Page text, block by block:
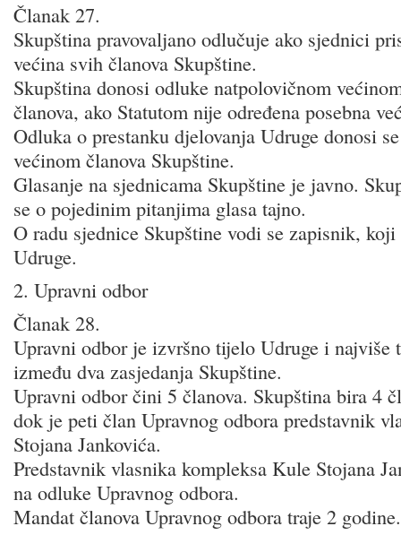
Članak 27.
Skupština pravovaljano odlučuje ako sjednici
većina svih članova Skupštine.
Skupština donosi odluke natpolovičnom
članova, ako Statutom nije određena posebna
Odluka o prestanku djelovanja Udruge donosi
većinom članova Skupštine.
Glasanje na sjednicama Skupštine je javno.
se o pojedinim pitanjima glasa tajno.
O radu sjednice Skupštine vodi se zapisnik,
Udruge.
2. Upravni odbor
Članak 28.
Upravni odbor je izvršno tijelo Udruge i najviše
između dva zasjedanja Skupštine.
Upravni odbor čini 5 članova. Skupština bira 4
dok je peti član Upravnog odbora predstavnik
Stojana Jankovića.
Predstavnik vlasnika kompleksa Kule Stojana
na odluke Upravnog odbora.
Mandat članova Upravnog odbora traje 2 godine.